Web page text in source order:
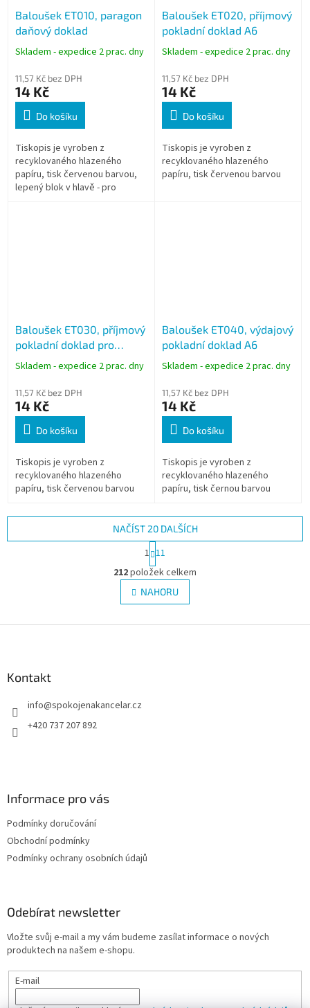
Baloušek ET010, paragon
daňový doklad
Skladem - expedice 2 prac. dny
11,57 Kč bez DPH
14 Kč
Do košíku
Tiskopis je vyroben z
recyklovaného hlazeného
papíru, tisk červenou barvou,
lepený blok v hlavě - pro
Baloušek ET020, příjmový
pokladní doklad A6
Skladem - expedice 2 prac. dny
11,57 Kč bez DPH
14 Kč
Do košíku
Tiskopis je vyroben z
recyklovaného hlazeného
papíru, tisk červenou barvou
Baloušek ET030, příjmový
pokladní doklad pro
podvojné účetnictví A6
Skladem - expedice 2 prac. dny
11,57 Kč bez DPH
14 Kč
Do košíku
Tiskopis je vyroben z
recyklovaného hlazeného
papíru, tisk červenou barvou
Baloušek ET040, výdajový
pokladní doklad A6
Skladem - expedice 2 prac. dny
11,57 Kč bez DPH
14 Kč
Do košíku
Tiskopis je vyroben z
recyklovaného hlazeného
papíru, tisk černou barvou
O
v
l
á
NAČÍST 20 DALŠÍCH
S
t
r
á
n
k
v
1 11
212položek celkem
NAHORU
Kontakt
info@spokojenakancelar.cz
+420 737 207 892
Informace pro vás
Podmínky doručování
Obchodní podmínky
Podmínky ochrany osobních údajů
Odebírat newsletter
Vložte svůj e-mail a my vám budeme zasílat informace o nových
produktech na našem e-shopu.
E-mail